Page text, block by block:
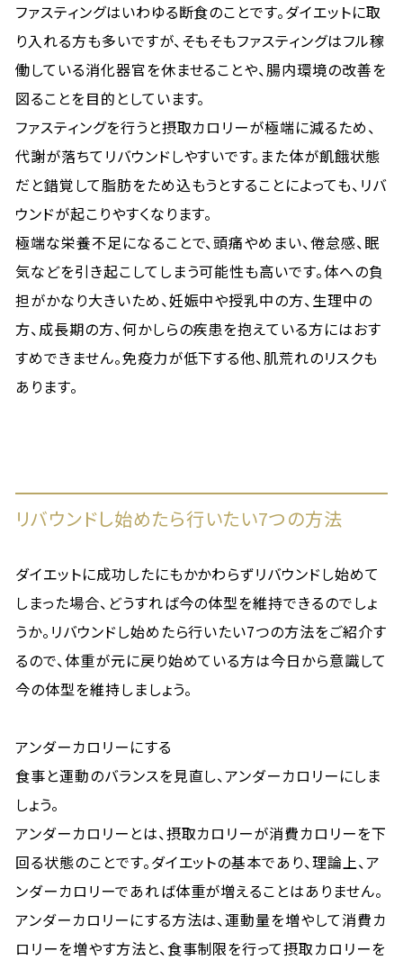
ファスティングはいわゆる断食のことです。ダイエットに取
り入れる方も多いですが、そもそもファスティングはフル稼
働している消化器官を休ませることや、腸内環境の改善を
図ることを目的としています。
ファスティングを行うと摂取カロリーが極端に減るため、
代謝が落ちてリバウンドしやすいです。また体が飢餓状態
だと錯覚して脂肪をため込もうとすることによっても、リバ
ウンドが起こりやすくなります。
極端な栄養不足になることで、頭痛やめまい、倦怠感、眠
気などを引き起こしてしまう可能性も高いです。体への負
担がかなり大きいため、妊娠中や授乳中の方、生理中の
方、成長期の方、何かしらの疾患を抱えている方にはおす
すめできません。免疫力が低下する他、肌荒れのリスクも
あります。
リバウンドし始めたら行いたい7つの方法
ダイエットに成功したにもかかわらずリバウンドし始めて
しまった場合、どうすれば今の体型を維持できるのでしょ
うか。リバウンドし始めたら行いたい7つの方法をご紹介す
るので、体重が元に戻り始めている方は今日から意識して
今の体型を維持しましょう。
アンダーカロリーにする
食事と運動のバランスを見直し、アンダーカロリーにしま
しょう。
アンダーカロリーとは、摂取カロリーが消費カロリーを下
回る状態のことです。ダイエットの基本であり、理論上、ア
ンダーカロリーであれば体重が増えることはありません。
アンダーカロリーにする方法は、運動量を増やして消費カ
ロリーを増やす方法と、食事制限を行って摂取カロリーを